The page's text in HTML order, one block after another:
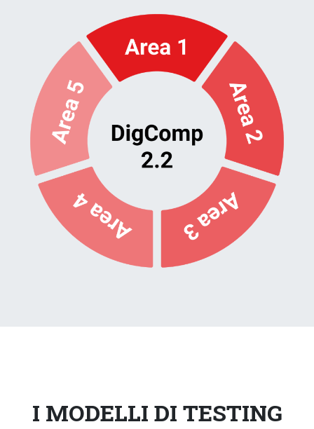
I MODELLI DI TESTING